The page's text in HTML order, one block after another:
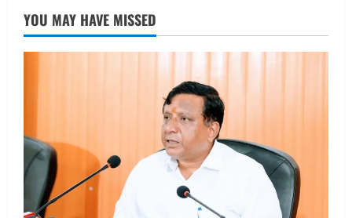
2
नाबार्ड ने राष्ट्रीय हथकरघा दिवस के अवसर पर
मुंबई में तीन दिवसीय प्रदर्शनी का आयोजन किया
3
UTTARAKHAND NEWS
जिलाधिकारी/जिला निर्वाचन अधिकारी ने
सहसपुर विधानसभा क्षेत्र के पोलिंग बूथों का
निरीक्षण कर एसआईआर आपत्ति निस्तारण
शिविर की व्यवस्थाओं का लिया जायजा
August 6, 2026
UTTARAKHAND NEWS
तीलू रौतेली पुरस्कार के लिए 13 वीरांगनाओं का
YOU MAY HAVE MISSED